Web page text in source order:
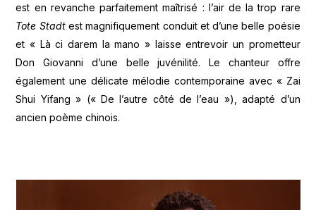
est en revanche parfaitement maîtrisé : l’air de la trop rare
Tote Stadtest magnifiquement conduit et d’une belle poésie
et « Là ci darem la mano » laisse entrevoir un prometteur
Don Giovanni d’une belle juvénilité. Le chanteur offre
également une délicate mélodie contemporaine avec « Zai
Shui Yifang » (« De l’autre côté de l’eau »), adapté d’un
ancien poème chinois.